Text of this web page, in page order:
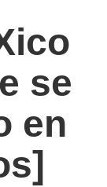
se
en